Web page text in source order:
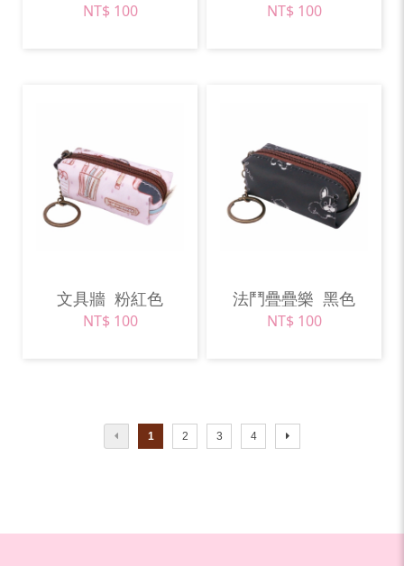
NT$ 100 NT$ 100
文具牆 粉紅色
NT$ 100
法鬥疊疊樂 黑色
NT$ 100
1 2 3 4